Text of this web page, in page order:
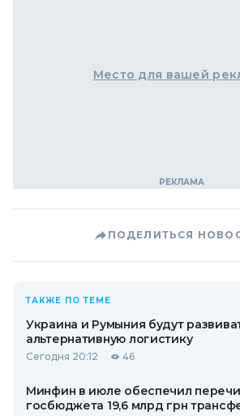
Место для вашей
ПОДЕЛИТЬСЯ
ТАКЖЕ ПО ТЕМЕ
Украина и Румыния будут
альтернативную логистику
Сегодня 20:12 46
Минфин в июле обеспечил
госбюджета 19,6 млрд грн